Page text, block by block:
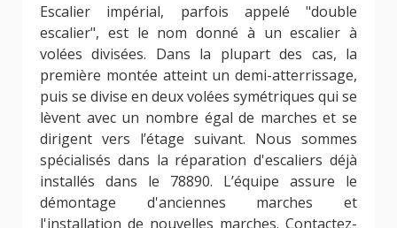
Escalier impérial, parfois appelé "double
escalier", est le nom donné à un escalier à
volées divisées. Dans la plupart des cas, la
première montée atteint un demi-atterrissage,
puis se divise en deux volées symétriques qui se
lèvent avec un nombre égal de marches et se
dirigent vers l’étage suivant. Nous sommes
spécialisés dans la réparation d'escaliers déjà
installés dans le 78890. L’équipe assure le
démontage d'anciennes marches et
l'installation de nouvelles marches. Contactez-